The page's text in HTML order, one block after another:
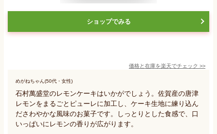
ショップでみる
価格と在庫を楽天でチェック >>
めがねちゃん(50代・女性)
石村萬盛堂のレモンケーキはいかがでしょう。佐賀産の唐津
レモンをまるごとピューレに加工し、ケーキ生地に練り込ん
ださわやかな風味のお菓子です。しっとりとした食感で、口
いっぱいにレモンの香りが広がります。